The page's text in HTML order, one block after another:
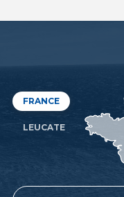
FRANCE
LEUCATE